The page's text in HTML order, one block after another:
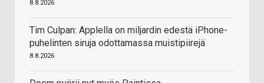
8.8.2026
Tim Culpan: Applella on miljardin edestä iPhone-
puhelinten siruja odottamassa muistipiirejä
8.8.2026